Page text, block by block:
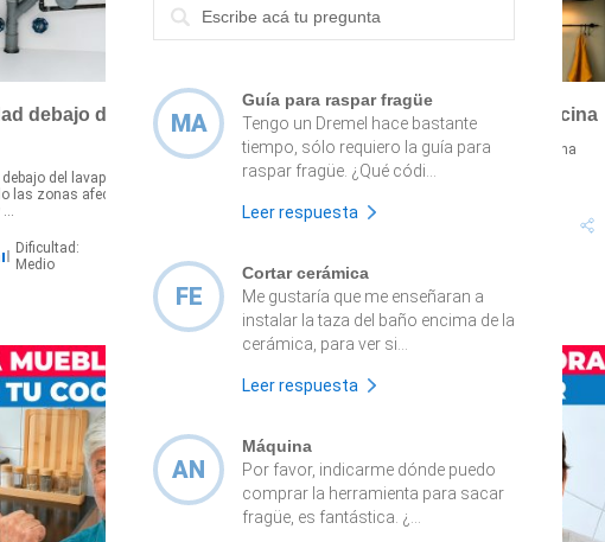
MA
Guía para raspar fragüe
Tengo un Dremel hace bastante
tiempo, sólo requiero la guía para
raspar fragüe. ¿Qué códi...
Leer respuesta
FE
Cortar cerámica
Me gustaría que me enseñaran a
instalar la taza del baño encima de la
cerámica, para ver si...
Leer respuesta
AN
Máquina
Por favor, indicarme dónde puedo
comprar la herramienta para sacar
fragüe, es fantástica. ¿...
debajo del
del lavaplatos
las zonas afectadas.
Dificultad:
Medio
Cómo elegir y armar muebles de cocina
Aprende a elegir, armar e instalar muebles de cocina
modulares para crear un espacio más cómodo,
funcional y bien organizado. En est...
Tiempo proyecto: +10